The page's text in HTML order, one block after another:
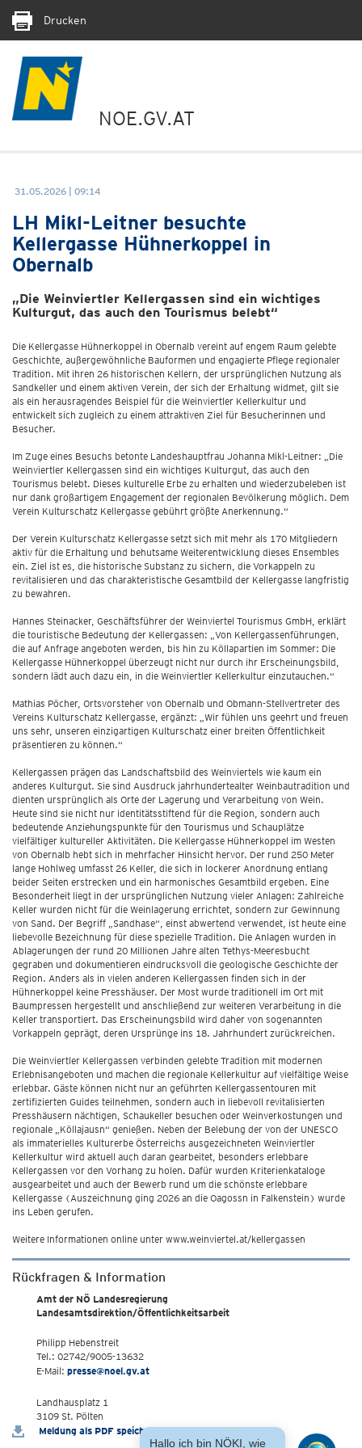
Drucken
NOE.GV.AT
31.05.2026 | 09:14
LH Mikl-Leitner besuchte
Kellergasse Hühnerkoppel in
Obernalb
„Die Weinviertler Kellergassen sind ein wichtiges
Kulturgut, das auch den Tourismus belebt“
Die Kellergasse Hühnerkoppel in Obernalb vereint auf engem Raum gelebte
Geschichte, außergewöhnliche Bauformen und engagierte Pflege regionaler
Tradition. Mit ihren 26 historischen Kellern, der ursprünglichen Nutzung als
Sandkeller und einem aktiven Verein, der sich der Erhaltung widmet, gilt sie
als ein herausragendes Beispiel für die Weinviertler Kellerkultur und
entwickelt sich zugleich zu einem attraktiven Ziel für Besucherinnen und
Besucher.
Im Zuge eines Besuchs betonte Landeshauptfrau Johanna Mikl-Leitner: „Die
Weinviertler Kellergassen sind ein wichtiges Kulturgut, das auch den
Tourismus belebt. Dieses kulturelle Erbe zu erhalten und wiederzubeleben ist
nur dank großartigem Engagement der regionalen Bevölkerung möglich. Dem
Verein Kulturschatz Kellergasse gebührt größte Anerkennung.“
Der Verein Kulturschatz Kellergasse setzt sich mit mehr als 170 Mitgliedern
aktiv für die Erhaltung und behutsame Weiterentwicklung dieses Ensembles
ein. Ziel ist es, die historische Substanz zu sichern, die Vorkappeln zu
revitalisieren und das charakteristische Gesamtbild der Kellergasse langfristig
zu bewahren.
Hannes Steinacker, Geschäftsführer der Weinviertel Tourismus GmbH, erklärt
die touristische Bedeutung der Kellergassen: „Von Kellergassenführungen,
die auf Anfrage angeboten werden, bis hin zu Köllapartien im Sommer: Die
Kellergasse Hühnerkoppel überzeugt nicht nur durch ihr Erscheinungsbild,
sondern lädt auch dazu ein, in die Weinviertler Kellerkultur einzutauchen.“
Mathias Pöcher, Ortsvorsteher von Obernalb und Obmann-Stellvertreter des
Vereins Kulturschatz Kellergasse, ergänzt: „Wir fühlen uns geehrt und freuen
uns sehr, unseren einzigartigen Kulturschatz einer breiten Öffentlichkeit
präsentieren zu können.“
Kellergassen prägen das Landschaftsbild des Weinviertels wie kaum ein
anderes Kulturgut. Sie sind Ausdruck jahrhundertealter Weinbautradition und
dienten ursprünglich als Orte der Lagerung und Verarbeitung von Wein.
Heute sind sie nicht nur identitätsstiftend für die Region, sondern auch
bedeutende Anziehungspunkte für den Tourismus und Schauplätze
vielfältiger kultureller Aktivitäten. Die Kellergasse Hühnerkoppel im Westen
von Obernalb hebt sich in mehrfacher Hinsicht hervor. Der rund 250 Meter
lange Hohlweg umfasst 26 Keller, die sich in lockerer Anordnung entlang
beider Seiten erstrecken und ein harmonisches Gesamtbild ergeben. Eine
Besonderheit liegt in der ursprünglichen Nutzung vieler Anlagen: Zahlreiche
Keller wurden nicht für die Weinlagerung errichtet, sondern zur Gewinnung
von Sand. Der Begriff „Sandhase“, einst abwertend verwendet, ist heute eine
liebevolle Bezeichnung für diese spezielle Tradition. Die Anlagen wurden in
Ablagerungen der rund 20 Millionen Jahre alten Tethys-Meeresbucht
gegraben und dokumentieren eindrucksvoll die geologische Geschichte der
Region. Anders als in vielen anderen Kellergassen finden sich in der
Hühnerkoppel keine Presshäuser. Der Most wurde traditionell im Ort mit
Baumpressen hergestellt und anschließend zur weiteren Verarbeitung in die
Keller transportiert. Das Erscheinungsbild wird daher von sogenannten
Vorkappeln geprägt, deren Ursprünge ins 18. Jahrhundert zurückreichen.
Die Weinviertler Kellergassen verbinden gelebte Tradition mit modernen
Erlebnisangeboten und machen die regionale Kellerkultur auf vielfältige Weise
erlebbar. Gäste können nicht nur an geführten Kellergassentouren mit
zertifizierten Guides teilnehmen, sondern auch in liebevoll revitalisierten
Presshäusern nächtigen, Schaukeller besuchen oder Weinverkostungen und
regionale „Köllajausn“ genießen. Neben der Belebung der von der UNESCO
als immaterielles Kulturerbe Österreichs ausgezeichneten Weinviertler
Kellerkultur wird aktuell auch daran gearbeitet, besonders erlebbare
Kellergassen vor den Vorhang zu holen. Dafür wurden Kriterienkataloge
ausgearbeitet und auch der Bewerb rund um die schönste erlebbare
Kellergasse (Auszeichnung ging 2026 an die Oagossn in Falkenstein) wurde
ins Leben gerufen.
Weitere Informationen online unter www.weinviertel.at/kellergassen
Rückfragen & Information
Amt der NÖ Landesregierung
Landesamtsdirektion/Öffentlichkeitsarbeit
Philipp Hebenstreit
Tel.: 02742/9005-13632
E-Mail: presse@noel.gv.at
Landhausplatz 1
3109 St. Pölten
Meldung als PDF speichern
Hallo ich bin NÖKI, wie